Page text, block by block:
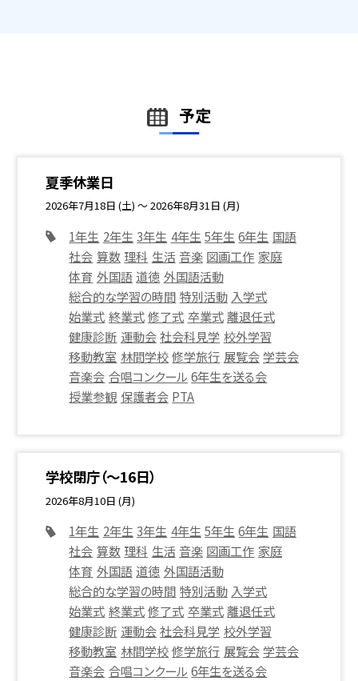
予定
夏季休業日
2026年7月18日 (土) ～ 2026年8月31日 (月)
1年生 2年生 3年生 4年生 5年生 6年生 国語
社会 算数 理科 生活 音楽 図画工作 家庭
体育 外国語 道徳 外国語活動
総合的な学習の時間 特別活動 入学式
始業式 終業式 修了式 卒業式 離退任式
健康診断 運動会 社会科見学 校外学習
移動教室 林間学校 修学旅行 展覧会 学芸会
音楽会 合唱コンクール 6年生を送る会
授業参観 保護者会 PTA
学校閉庁（～16日）
2026年8月10日 (月)
1年生 2年生 3年生 4年生 5年生 6年生 国語
社会 算数 理科 生活 音楽 図画工作 家庭
体育 外国語 道徳 外国語活動
総合的な学習の時間 特別活動 入学式
始業式 終業式 修了式 卒業式 離退任式
健康診断 運動会 社会科見学 校外学習
移動教室 林間学校 修学旅行 展覧会 学芸会
音楽会 合唱コンクール 6年生を送る会